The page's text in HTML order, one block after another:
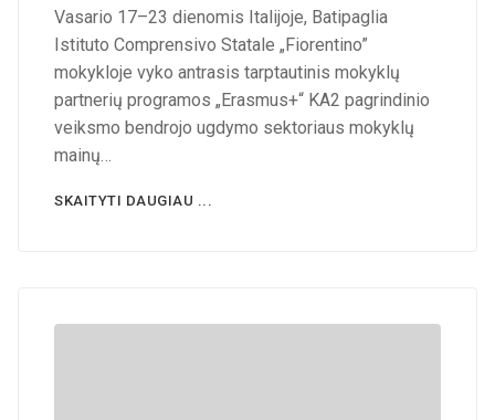
Vasario 17–23 dienomis Italijoje, Batipaglia
Istituto Comprensivo Statale „Fiorentino”
mokykloje vyko antrasis tarptautinis mokyklų
partnerių programos „Erasmus+“ KA2 pagrindinio
veiksmo bendrojo ugdymo sektoriaus mokyklų
mainų…
SKAITYTI DAUGIAU ...